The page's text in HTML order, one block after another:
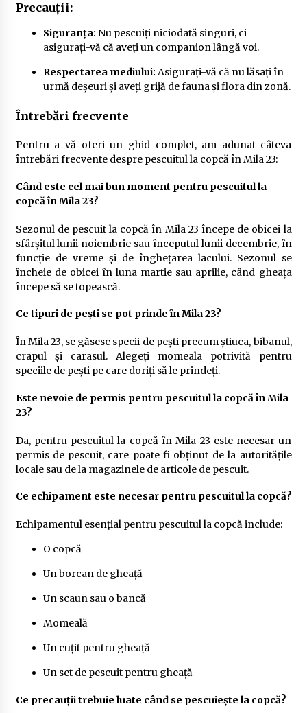
Precauții:
Siguranța: Nu pescuiți niciodată singuri, ci
asigurați-vă că aveți un companion lângă voi.
Respectarea mediului: Asigurați-vă că nu lăsați în
urmă deșeuri și aveți grijă de fauna și flora din zonă.
Întrebări frecvente
Pentru a vă oferi un ghid complet, am adunat câteva
întrebări frecvente despre pescuitul la copcă în Mila 23:
Când este cel mai bun moment pentru pescuitul la
copcă în Mila 23?
Sezonul de pescuit la copcă în Mila 23 începe de obicei la
sfârșitul lunii noiembrie sau începutul lunii decembrie, în
funcție de vreme și de înghețarea lacului. Sezonul se
încheie de obicei în luna martie sau aprilie, când gheața
începe să se topească.
Ce tipuri de pești se pot prinde în Mila 23?
În Mila 23, se găsesc specii de pești precum știuca, bibanul,
crapul și carasul. Alegeți momeala potrivită pentru
speciile de pești pe care doriți să le prindeți.
Este nevoie de permis pentru pescuitul la copcă în Mila
23?
Da, pentru pescuitul la copcă în Mila 23 este necesar un
permis de pescuit, care poate fi obținut de la autoritățile
locale sau de la magazinele de articole de pescuit.
Ce echipament este necesar pentru pescuitul la copcă?
Echipamentul esențial pentru pescuitul la copcă include:
O copcă
Un borcan de gheață
Un scaun sau o bancă
Momeală
Un cuțit pentru gheață
Un set de pescuit pentru gheață
Ce precauții trebuie luate când se pescuiește la copcă?